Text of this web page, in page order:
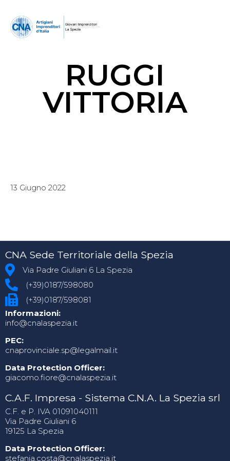
RUGGI
VITTORIA
13 Giugno 2022
CNA Sede Territoriale della Spezia
Via Padre Giuliani 6 La Spezia
(+39)0187/598080
(+39)0187/598081
Informazioni:
info@cnalaspezia.it
PEC:
cnaprovinciale.sp@legalmail.it
Data Protection Officer:
giacomo.fiore@cnalaspezia.it
C.A.F. Impresa - Sistema C.N.A. La Spezia srl
C.F. e P. IVA 01091040111
Via Padre Giuliani 6
19125 La Spezia
Data Protection Officer:
stefania.costa@cnalaspezia.it